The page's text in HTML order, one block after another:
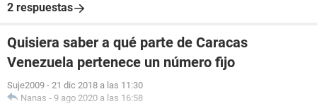
2 respuestas
Quisiera saber a qué parte de Caracas
Venezuela pertenece un número fijo
Suje2009 - 21 dic 2018 a las 11:30
Nanas - 9 ago 2020 a las 16:58